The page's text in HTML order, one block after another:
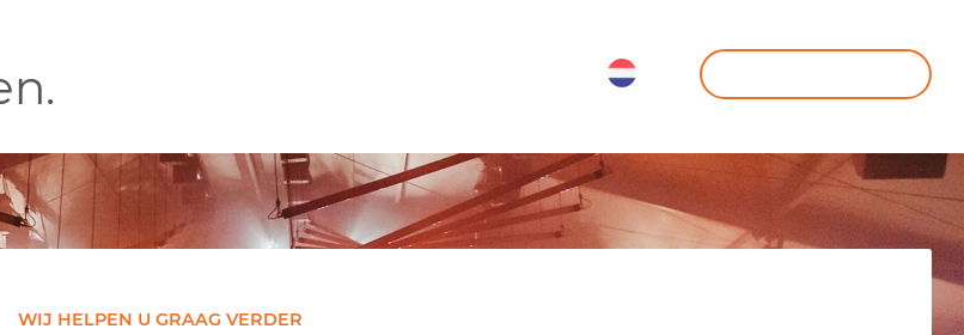
WIJ HELPEN U GRAAG VERDER